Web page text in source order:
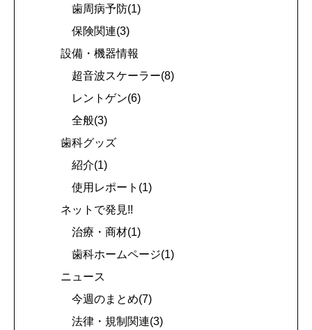
歯周病予防(1)
保険関連(3)
設備・機器情報
超音波スケーラー(8)
レントゲン(6)
全般(3)
歯科グッズ
紹介(1)
使用レポート(1)
ネットで発見!!
治療・商材(1)
歯科ホームページ(1)
ニュース
今週のまとめ(7)
法律・規制関連(3)